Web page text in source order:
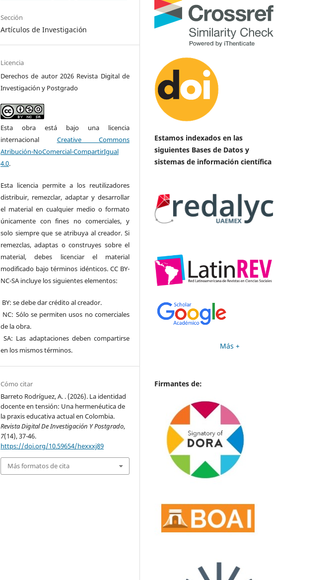
Sección
Artículos de Investigación
Licencia
Derechos de autor 2026 Revista Digital de
Investigación y Postgrado
Esta obra está bajo una licencia
internacional Creative Commons
Atribución-NoComercial-CompartirIgual
4.0.
Esta licencia permite a los reutilizadores
distribuir, remezclar, adaptar y desarrollar
el material en cualquier medio o formato
únicamente con fines no comerciales, y
solo siempre que se atribuya al creador. Si
remezclas, adaptas o construyes sobre el
material, debes licenciar el material
modificado bajo términos idénticos. CC BY-
NC-SA incluye los siguientes elementos:
BY: se debe dar crédito al creador.
NC: Sólo se permiten usos no comerciales
de la obra.
SA: Las adaptaciones deben compartirse
en los mismos términos.
Cómo citar
Barreto Rodríguez, A. . (2026). La identidad
docente en tensión: Una hermenéutica de
la praxis educativa actual en Colombia.
Revista Digital De Investigación Y Postgrado,
7(14), 37-46.
https://doi.org/10.59654/hexxxj89
Más formatos de cita
Estamos indexados en las
siguientes Bases de Datos y
sistemas de información científica
Más +
Firmantes de: